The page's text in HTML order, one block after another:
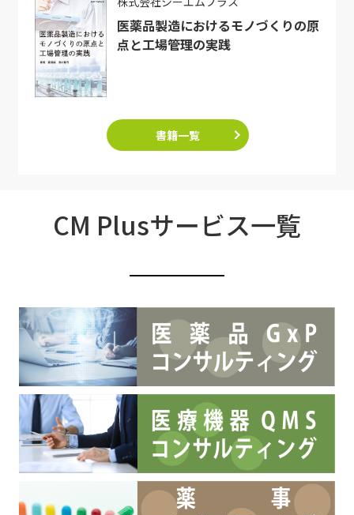
医薬品製造におけるモノづくりの原
点と工場管理の実践
書籍一覧
CM Plusサービス一覧